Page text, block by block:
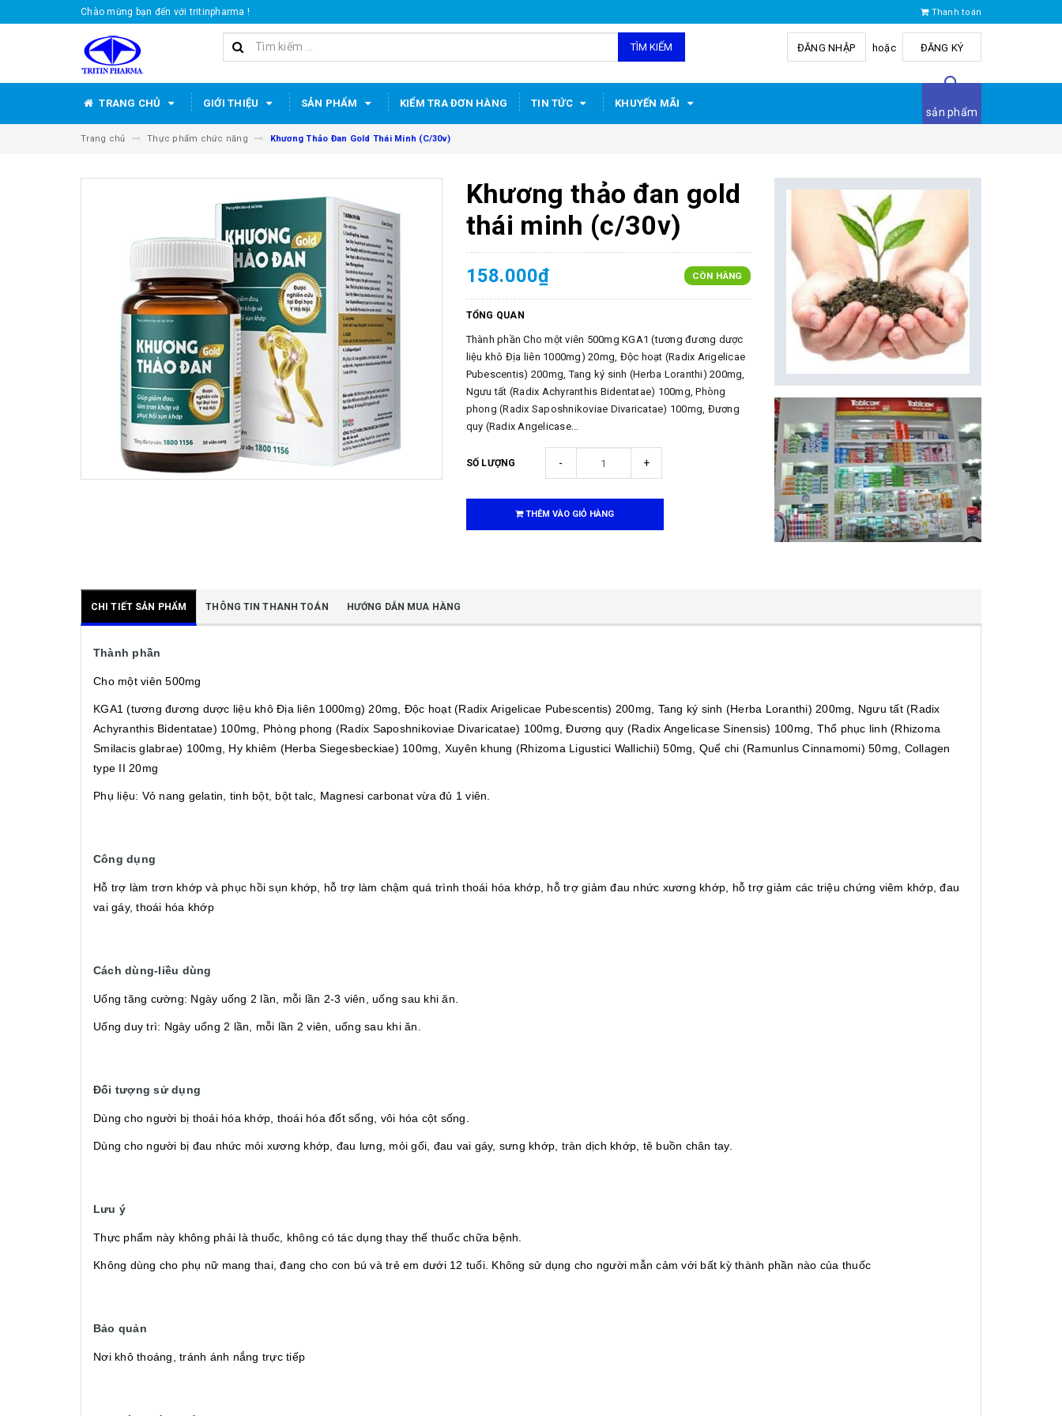
Chào mừng bạn đến với tritinpharma ! Thanh toán
TÌM KIẾM ĐĂNG NHẬP hoặc ĐĂNG KÝ
TRANG CHỦ GIỚI THIỆU SẢN PHẨM KIỂM TRA ĐƠN HÀNG TIN TỨC KHUYẾN MÃI
sản phẩm
Trang chủ Thực phẩm chức năng Khương Thảo Đan Gold Thái Minh (C/30v)
Khương thảo đan gold
thái minh (c/30v)
158.000₫ CÒN HÀNG
TỔNG QUAN
Thành phần Cho một viên 500mg KGA1 (tương đương dược
liệu khô Địa liên 1000mg) 20mg, Độc hoạt (Radix Arigelicae
Pubescentis) 200mg, Tang ký sinh (Herba Loranthi) 200mg,
Ngưu tất (Radix Achyranthis Bidentatae) 100mg, Phòng
phong (Radix Saposhnikoviae Divaricatae) 100mg, Đương
quy (Radix Angelicase...
SỐ LƯỢNG - +
THÊM VÀO GIỎ HÀNG
CHI TIẾT SẢN PHẨM THÔNG TIN THANH TOÁN HƯỚNG DẪN MUA HÀNG
Thành phần
Cho một viên 500mg
KGA1 (tương đương dược liệu khô Địa liên 1000mg) 20mg, Độc hoạt (Radix Arigelicae Pubescentis) 200mg, Tang ký sinh (Herba Loranthi) 200mg, Ngưu tất (Radix
Achyranthis Bidentatae) 100mg, Phòng phong (Radix Saposhnikoviae Divaricatae) 100mg, Đương quy (Radix Angelicase Sinensis) 100mg, Thổ phục linh (Rhizoma
Smilacis glabrae) 100mg, Hy khiêm (Herba Siegesbeckiae) 100mg, Xuyên khung (Rhizoma Ligustici Wallichii) 50mg, Quế chi (Ramunlus Cinnamomi) 50mg, Collagen
type II 20mg
Phụ liệu: Vỏ nang gelatin, tinh bột, bột talc, Magnesi carbonat vừa đủ 1 viên.
Công dụng
Hỗ trợ làm trơn khớp và phục hồi sụn khớp, hỗ trợ làm chậm quá trình thoái hóa khớp, hỗ trợ giảm đau nhức xương khớp, hỗ trợ giảm các triệu chứng viêm khớp, đau
vai gáy, thoái hóa khớp
Cách dùng-liều dùng
Uống tăng cường: Ngày uống 2 lần, mỗi lần 2-3 viên, uống sau khi ăn.
Uống duy trì: Ngày uống 2 lần, mỗi lần 2 viên, uống sau khi ăn.
Đối tượng sử dụng
Dùng cho người bị thoái hóa khớp, thoái hóa đốt sống, vôi hóa cột sống.
Dùng cho người bị đau nhức mỏi xương khớp, đau lưng, mỏi gối, đau vai gáy, sưng khớp, tràn dịch khớp, tê buồn chân tay.
Lưu ý
Thực phẩm này không phải là thuốc, không có tác dụng thay thế thuốc chữa bệnh.
Không dùng cho phụ nữ mang thai, đang cho con bú và trẻ em dưới 12 tuổi. Không sử dụng cho người mẫn cảm với bất kỳ thành phần nào của thuốc
Bảo quản
Nơi khô thoáng, tránh ánh nắng trực tiếp